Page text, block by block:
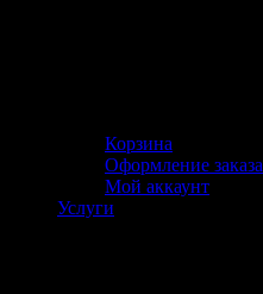
Корзина
Оформление заказа
Мой аккаунт
Услуги